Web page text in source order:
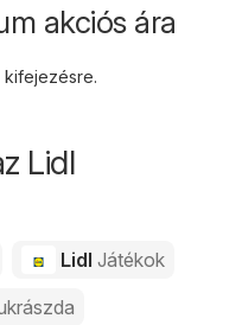
akciós ára
kifejezésre.
Lidl
LidlJátékok